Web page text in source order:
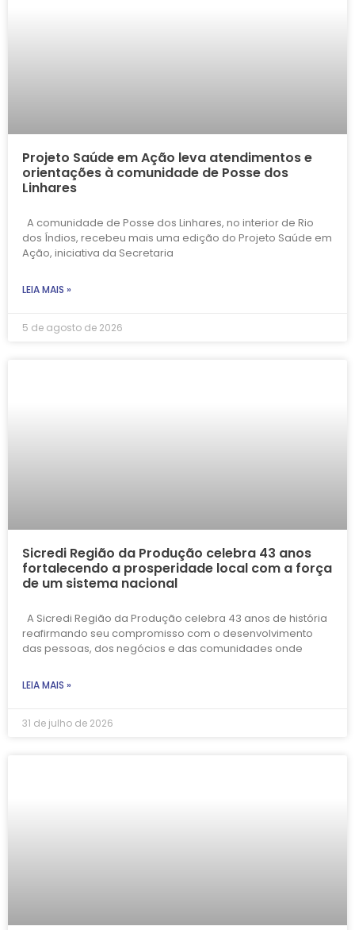
Projeto Saúde em Ação leva atendimentos e
orientações à comunidade de Posse dos
Linhares
A comunidade de Posse dos Linhares, no interior de Rio
dos Índios, recebeu mais uma edição do Projeto Saúde em
Ação, iniciativa da Secretaria
LEIA MAIS »
5 de agosto de 2026
Sicredi Região da Produção celebra 43 anos
fortalecendo a prosperidade local com a força
de um sistema nacional
A Sicredi Região da Produção celebra 43 anos de história
reafirmando seu compromisso com o desenvolvimento
das pessoas, dos negócios e das comunidades onde
LEIA MAIS »
31 de julho de 2026